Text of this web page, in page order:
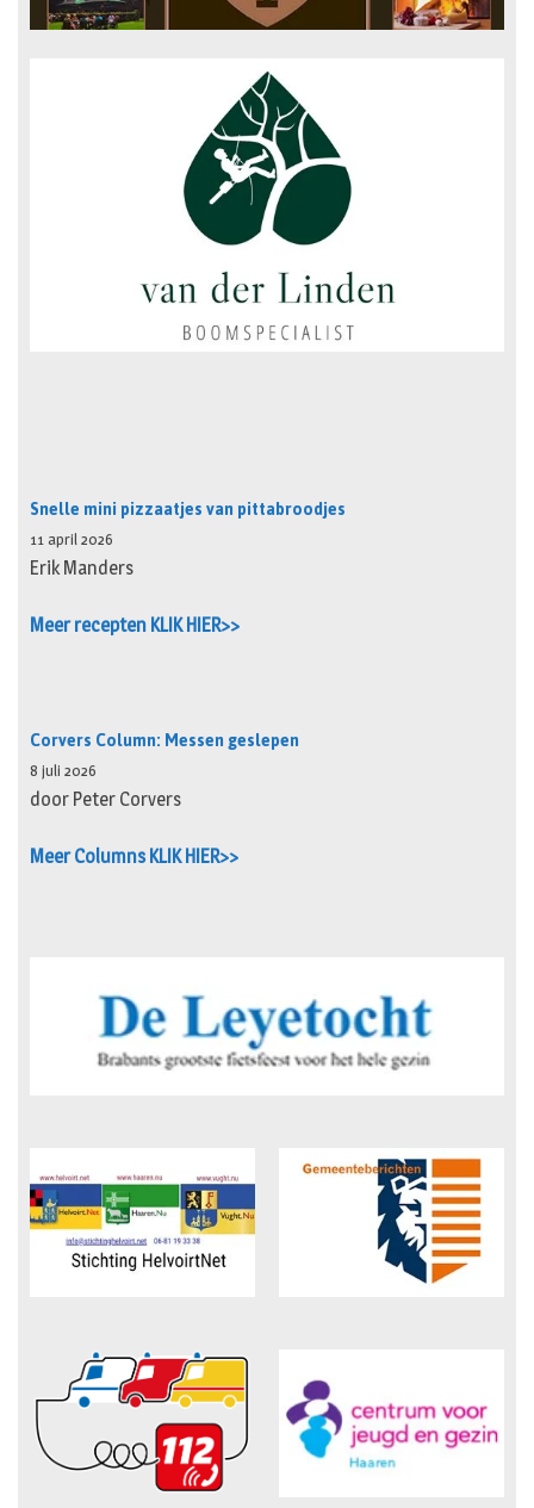
Snelle mini pizzaatjes van pittabroodjes
11 april 2026
Erik Manders
Meer recepten KLIK HIER>>
Corvers Column: Messen geslepen
8 juli 2026
door Peter Corvers
Meer Columns KLIK HIER>>